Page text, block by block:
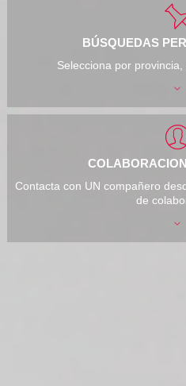
BÚSQUEDAS
Selecciona por
Contacta con UN compañero
de